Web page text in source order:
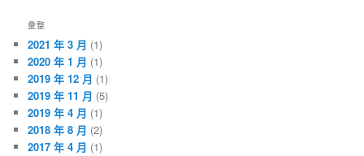
彙整
2021 年 3 月 (1)
2020 年 1 月 (1)
2019 年 12 月 (1)
2019 年 11 月 (5)
2019 年 4 月 (1)
2018 年 8 月 (2)
2017 年 4 月 (1)